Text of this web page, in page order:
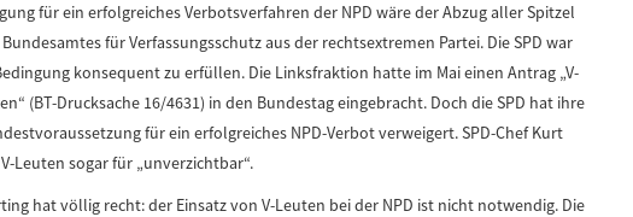
für ein erfolgreiches Verbotsverfahren der NPD wäre der Abzug aller Spitzel
für Verfassungsschutz aus der rechtsextremen Partei. Die SPD war
konsequent zu erfüllen. Die Linksfraktion hatte im Mai einen Antrag „V-
(BT-Drucksache 16/4631) in den Bundestag eingebracht. Doch die SPD hat ihre
für ein erfolgreiches NPD-Verbot verweigert. SPD-Chef Kurt
Leuten sogar für „unverzichtbar“.
hat völlig recht: der Einsatz von V-Leuten bei der NPD ist nicht notwendig. Die